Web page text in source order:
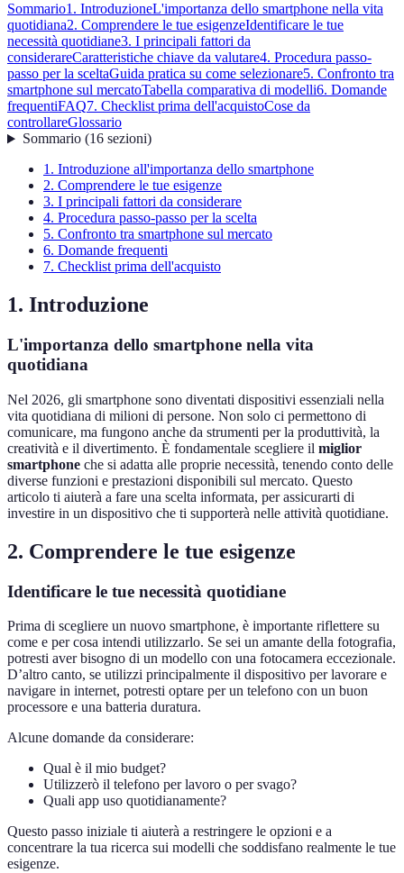
Sommario1. IntroduzioneL'importanza dello smartphone nella vita
quotidiana2. Comprendere le tue esigenzeIdentificare le tue
necessità quotidiane3. I principali fattori da
considerareCaratteristiche chiave da valutare4. Procedura passo-
passo per la sceltaGuida pratica su come selezionare5. Confronto tra
smartphone sul mercatoTabella comparativa di modelli6. Domande
frequentiFAQ7. Checklist prima dell'acquistoCose da
controllareGlossario
Sommario(16 sezioni)
1. Introduzione all'importanza dello smartphone
2. Comprendere le tue esigenze
3. I principali fattori da considerare
4. Procedura passo-passo per la scelta
5. Confronto tra smartphone sul mercato
6. Domande frequenti
7. Checklist prima dell'acquisto
1. Introduzione
L'importanza dello smartphone nella vita
quotidiana
Nel 2026, gli smartphone sono diventati dispositivi essenziali nella
vita quotidiana di milioni di persone. Non solo ci permettono di
comunicare, ma fungono anche da strumenti per la produttività, la
creatività e il divertimento. È fondamentale scegliere il miglior
smartphone che si adatta alle proprie necessità, tenendo conto delle
diverse funzioni e prestazioni disponibili sul mercato. Questo
articolo ti aiuterà a fare una scelta informata, per assicurarti di
investire in un dispositivo che ti supporterà nelle attività quotidiane.
2. Comprendere le tue esigenze
Identificare le tue necessità quotidiane
Prima di scegliere un nuovo smartphone, è importante riflettere su
come e per cosa intendi utilizzarlo. Se sei un amante della fotografia,
potresti aver bisogno di un modello con una fotocamera eccezionale.
D’altro canto, se utilizzi principalmente il dispositivo per lavorare e
navigare in internet, potresti optare per un telefono con un buon
processore e una batteria duratura.
Alcune domande da considerare:
Qual è il mio budget?
Utilizzerò il telefono per lavoro o per svago?
Quali app uso quotidianamente?
Questo passo iniziale ti aiuterà a restringere le opzioni e a
concentrare la tua ricerca sui modelli che soddisfano realmente le tue
esigenze.